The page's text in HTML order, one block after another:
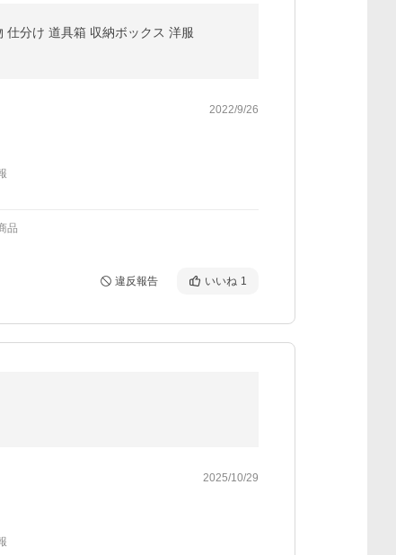
分け 道具箱 収納ボックス 洋服
2022/9/26
品
違反報告 いいね 1
2025/10/29